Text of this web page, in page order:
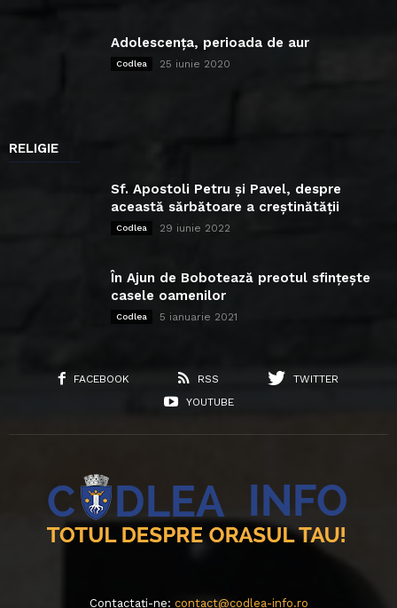
Adolescența, perioada de aur
Codlea 25 iunie 2020
RELIGIE
Sf. Apostoli Petru și Pavel, despre
această sărbătoare a creștinătății
Codlea 29 iunie 2022
În Ajun de Bobotează preotul sfințește
casele oamenilor
Codlea 5 ianuarie 2021
FACEBOOK RSS
TWITTER
YOUTUBE
Contactați-ne: contact@codlea-info.ro